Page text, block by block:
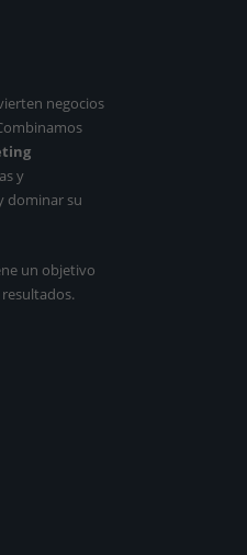
negocios
y
dominar su
un objetivo